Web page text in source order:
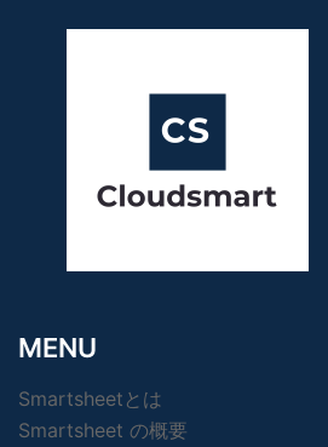
MENU
Smartsheetとは
Smartsheet の概要